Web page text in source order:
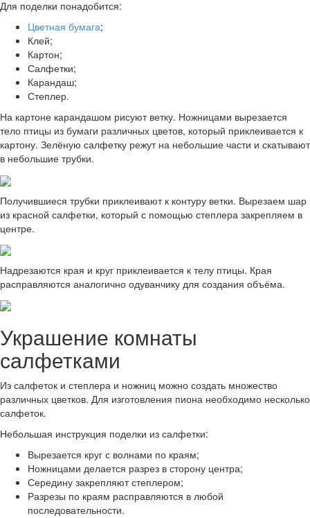
Для поделки понадобится:
Цветная бумага;
Клей;
Картон;
Салфетки;
Карандаш;
Степлер.
На картоне карандашом рисуют ветку. Ножницами вырезается
тело птицы из бумаги различных цветов, который приклеивается к
картону. Зелёную салфетку режут на небольшие части и скатывают
в небольшие трубки.
Получившиеся трубки приклеивают к контуру ветки. Вырезаем шар
из красной салфетки, который с помощью степлера закрепляем в
центре.
Надрезаются края и круг приклеивается к телу птицы. Края
расправляются аналогично одуванчику для создания объёма.
Украшение комнаты
салфетками
Из салфеток и степлера и ножниц можно создать множество
различных цветков. Для изготовления пиона необходимо несколько
салфеток.
Небольшая инструкция поделки из салфетки:
Вырезается круг с волнами по краям;
Ножницами делается разрез в сторону центра;
Середину закрепляют степлером;
Разрезы по краям расправляются в любой
последовательности.